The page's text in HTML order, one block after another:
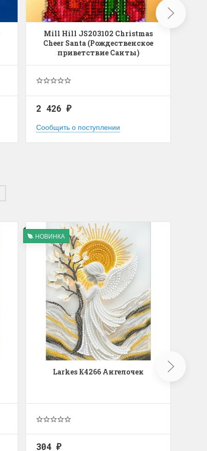
Mill Hill JS203102 Christmas
Cheer Santa (Рождественское
приветствие Санты)
2 426₽
Сообщить о поступлении
НОВИНКА
Larkes К4266 Ангелочек
304₽